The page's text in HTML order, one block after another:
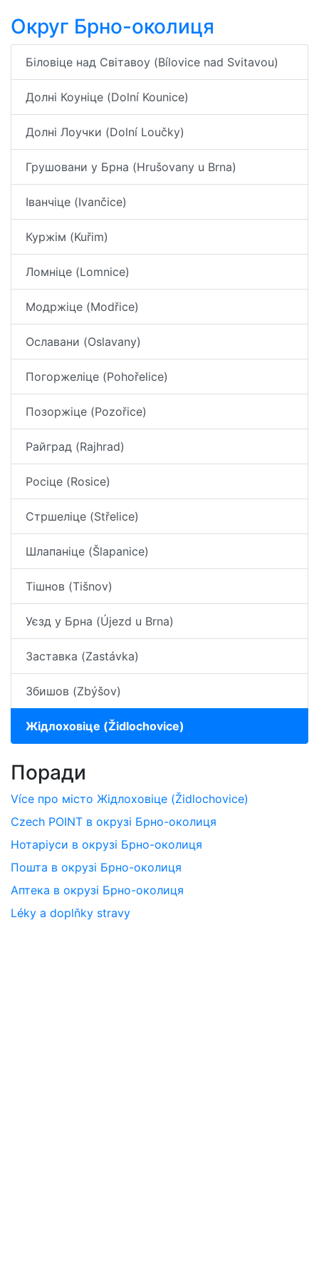
Округ Брно-околиця
Біловіце над Світавоу (Bílovice nad Svitavou)
Долні Коуніце (Dolní Kounice)
Долні Лоучки (Dolní Loučky)
Грушовани у Брна (Hrušovany u Brna)
Іванчіце (Ivančice)
Куржім (Kuřim)
Ломніце (Lomnice)
Модржіце (Modřice)
Ославани (Oslavany)
Погоржеліце (Pohořelice)
Позоржіце (Pozořice)
Райград (Rajhrad)
Росіце (Rosice)
Стршеліце (Střelice)
Шлапаніце (Šlapanice)
Тішнов (Tišnov)
Уєзд у Брна (Újezd u Brna)
Заставка (Zastávka)
Збишов (Zbýšov)
Жідлоховіце (Židlochovice)
Поради
Více про місто Жідлоховіце (Židlochovice)
Czech POINT в окрузі Брно-околиця
Нотаріуси в окрузі Брно-околиця
Пошта в окрузі Брно-околиця
Аптека в окрузі Брно-околиця
Léky a doplňky stravy